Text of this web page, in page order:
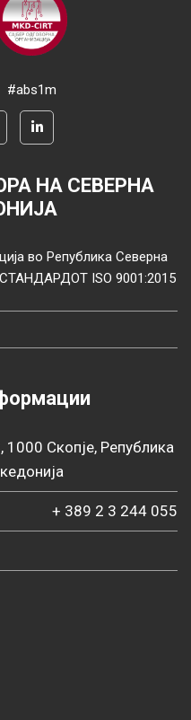
#abs1m
НА СЕВЕРНА
во Република Северна
ISO 9001:2015
Скопје, Република
+ 389 2 3 244 055